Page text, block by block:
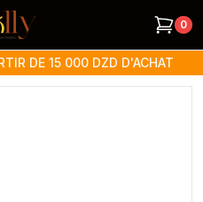
0
DE 15 000 DZD D'ACHAT